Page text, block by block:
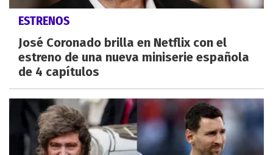
ESTRENOS
José Coronado brilla en Netflix con el
estreno de una nueva miniserie española
de 4 capítulos